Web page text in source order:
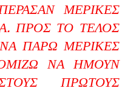
ΜΕΡΙΚΈΣ
ΠΡΟΣ ΤΟ ΤΈΛΟΣ
ΠΆΡΩ ΜΕΡΙΚΈΣ
ΝΑ ΉΜΟΥΝ
ΠΡΏΤΟΥΣ